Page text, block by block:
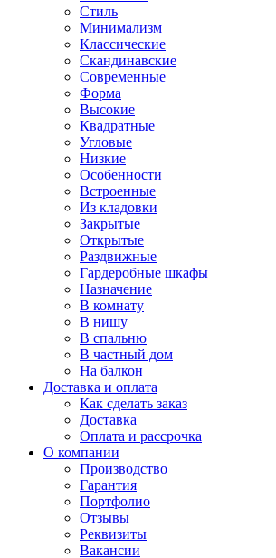
Стиль
Минимализм
Классические
Скандинавские
Современные
Форма
Высокие
Квадратные
Угловые
Низкие
Особенности
Встроенные
Из кладовки
Закрытые
Открытые
Раздвижные
Гардеробные шкафы
Назначение
В комнату
В нишу
В спальню
В частный дом
На балкон
Доставка и оплата
Как сделать заказ
Доставка
Оплата и рассрочка
О компании
Производство
Гарантия
Портфолио
Отзывы
Реквизиты
Вакансии